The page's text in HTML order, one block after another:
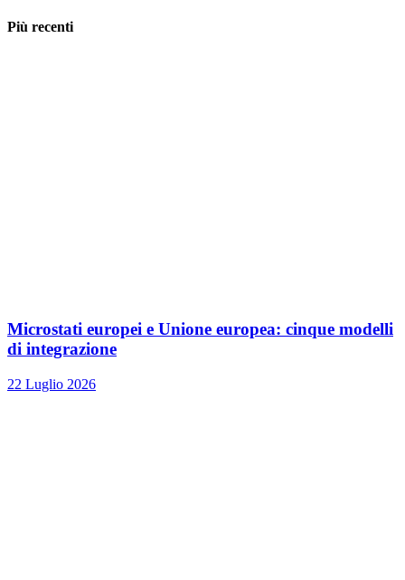
Più recenti
Microstati europei e Unione europea: cinque modelli
di integrazione
22 Luglio 2026